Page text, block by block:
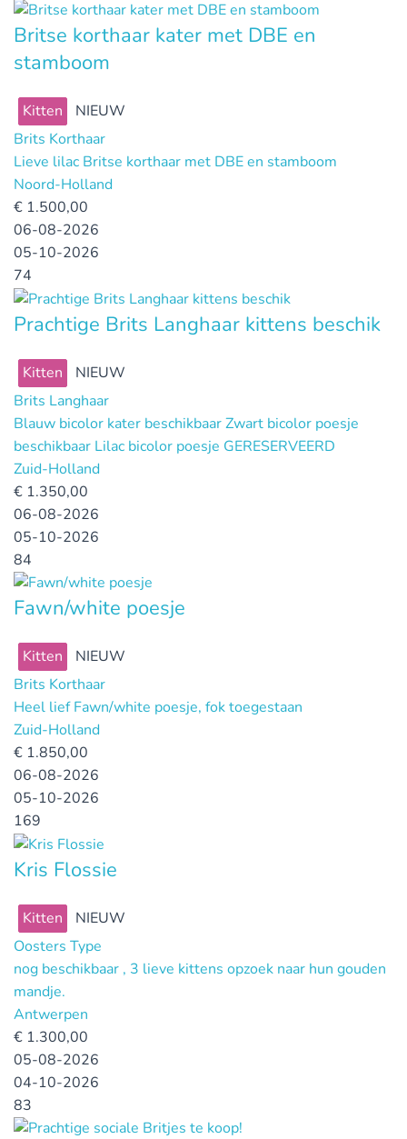
Britse korthaar kater met DBE en
stamboom
Kitten
NIEUW
Brits Korthaar
Lieve lilac Britse korthaar met DBE en stamboom
Noord-Holland
€ 1.500,00
06-08-2026
05-10-2026
74
Prachtige Brits Langhaar kittens beschik
Kitten
NIEUW
Brits Langhaar
Blauw bicolor kater beschikbaar Zwart bicolor poesje
beschikbaar Lilac bicolor poesje GERESERVEERD
Zuid-Holland
€ 1.350,00
06-08-2026
05-10-2026
84
Fawn/white poesje
Kitten
NIEUW
Brits Korthaar
Heel lief Fawn/white poesje, fok toegestaan
Zuid-Holland
€ 1.850,00
06-08-2026
05-10-2026
169
Kris Flossie
Kitten
NIEUW
Oosters Type
nog beschikbaar , 3 lieve kittens opzoek naar hun gouden
mandje.
Antwerpen
€ 1.300,00
05-08-2026
04-10-2026
83